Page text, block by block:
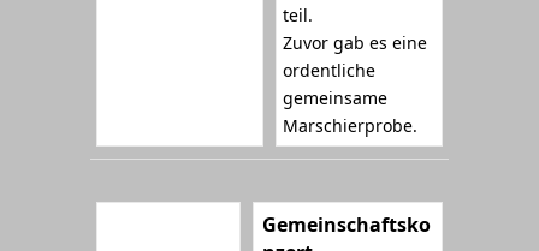
teil.
Zuvor gab es eine
ordentliche
gemeinsame
Marschierprobe.
Gemeinschaftsko